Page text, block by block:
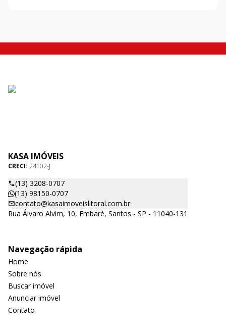
KASA IMÓVEIS
CRECI: 24102-J
(13) 3208-0707
(13) 98150-0707
contato@kasaimoveislitoral.com.br
Rua Álvaro Alvim, 10, Embaré, Santos - SP - 11040-131
Navegação rápida
Home
Sobre nós
Buscar imóvel
Anunciar imóvel
Contato